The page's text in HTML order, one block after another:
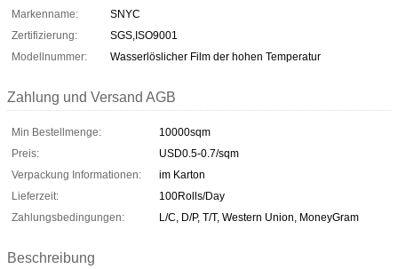
Markenname:
SNYC
Zertifizierung:
SGS,ISO9001
Modellnummer:
Wasserlöslicher Film der hohen Temperatur
Zahlung und Versand AGB
Min Bestellmenge:
10000sqm
Preis:
USD0.5-0.7/sqm
Verpackung Informationen:
im Karton
Lieferzeit:
100Rolls/Day
Zahlungsbedingungen:
L/C, D/P, T/T, Western Union, MoneyGram
Beschreibung